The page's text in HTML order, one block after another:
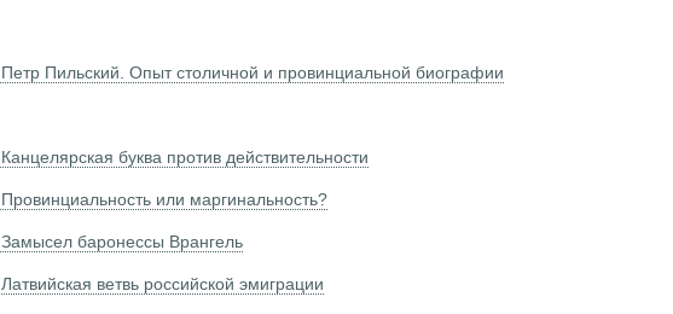
Пильский. Опыт столичной и провинциальной биографии
буква против действительности
или маргинальность?
баронессы Врангель
ветвь российской эмиграции